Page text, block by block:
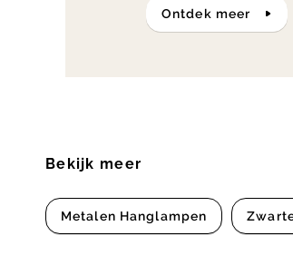
ontdek meer
Bekijk meer
Metalen Hanglampen